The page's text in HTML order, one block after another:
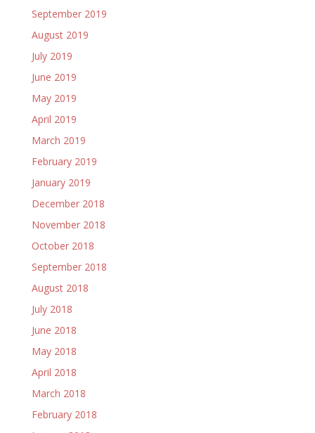
September 2019
August 2019
July 2019
June 2019
May 2019
April 2019
March 2019
February 2019
January 2019
December 2018
November 2018
October 2018
September 2018
August 2018
July 2018
June 2018
May 2018
April 2018
March 2018
February 2018